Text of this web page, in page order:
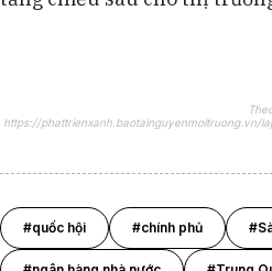
https://
#quốc hội #chính phủ